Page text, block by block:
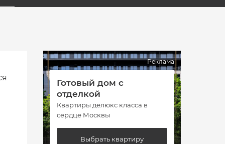
Реклама
Готовый дом с
отделкой
Квартиры делюкс класса в
сердце Москвы
Выбрать квартиру